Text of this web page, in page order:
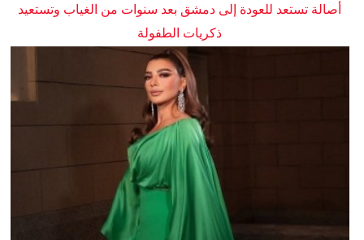
أصالة تستعد للعودة إلى دمشق بعد سنوات من الغياب وتستعيد
ذكريات الطفولة